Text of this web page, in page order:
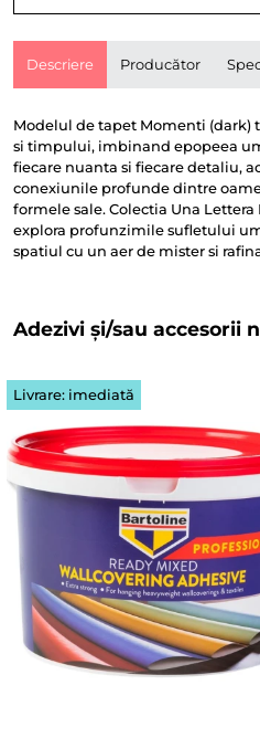
Descriere Producător
Modelul de tapet Momenti
si timpului, imbinand epopeea
fiecare nuanta si fiecare detaliu,
conexiunile profunde dintre
formele sale. Colectia Una
explora profunzimile sufletului
spatiul cu un aer de mister si
Adezivi și/sau accesorii
Livrare: imediată